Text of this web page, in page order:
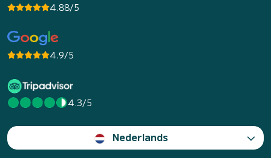
4.88/5
4.9/5
4.3/5
Nederlands